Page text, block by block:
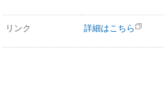
リンク 詳細はこちら